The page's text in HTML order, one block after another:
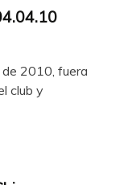
de 2010, fuera
club y